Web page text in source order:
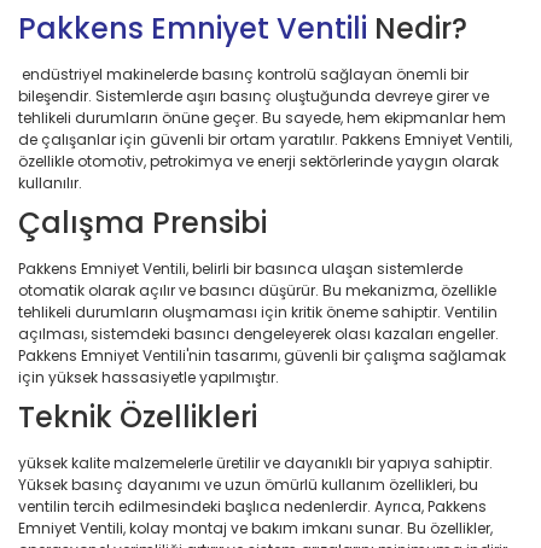
Pakkens Emniyet Ventili Nedir?
endüstriyel makinelerde basınç kontrolü sağlayan önemli bir
bileşendir. Sistemlerde aşırı basınç oluştuğunda devreye girer ve
tehlikeli durumların önüne geçer. Bu sayede, hem ekipmanlar hem
de çalışanlar için güvenli bir ortam yaratılır. Pakkens Emniyet Ventili,
özellikle otomotiv, petrokimya ve enerji sektörlerinde yaygın olarak
kullanılır.
Çalışma Prensibi
Pakkens Emniyet Ventili, belirli bir basınca ulaşan sistemlerde
otomatik olarak açılır ve basıncı düşürür. Bu mekanizma, özellikle
tehlikeli durumların oluşmaması için kritik öneme sahiptir. Ventilin
açılması, sistemdeki basıncı dengeleyerek olası kazaları engeller.
Pakkens Emniyet Ventili'nin tasarımı, güvenli bir çalışma sağlamak
için yüksek hassasiyetle yapılmıştır.
Teknik Özellikleri
yüksek kalite malzemelerle üretilir ve dayanıklı bir yapıya sahiptir.
Yüksek basınç dayanımı ve uzun ömürlü kullanım özellikleri, bu
ventilin tercih edilmesindeki başlıca nedenlerdir. Ayrıca, Pakkens
Emniyet Ventili, kolay montaj ve bakım imkanı sunar. Bu özellikler,